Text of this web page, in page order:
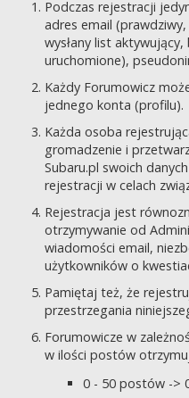
Podczas rejestracji
adres email
wysłany list
uruchomione),
Każdy Forumowicz
jednego konta (profilu).
Każda osoba
gromadzenie i
Subaru.pl swoich
rejestracji w celach
Rejestracja jest
otrzymywanie od
wiadomości email,
użytkowników o
Pamiętaj też, że
przestrzegania
Forumowicze w
w ilości postów
0 - 50 postów ->